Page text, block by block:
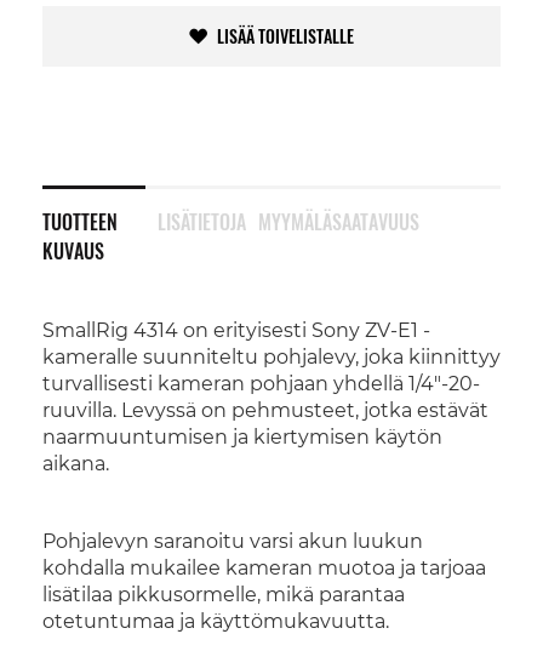
LISÄÄ TOIVELISTALLE
TUOTTEEN
KUVAUS
SmallRig 4314 on erityisesti Sony ZV-E1 -
kameralle suunniteltu pohjalevy, joka kiinnittyy
turvallisesti kameran pohjaan yhdellä 1/4"-20-
ruuvilla. Levyssä on pehmusteet, jotka estävät
naarmuuntumisen ja kiertymisen käytön
aikana.
Pohjalevyn saranoitu varsi akun luukun
kohdalla mukailee kameran muotoa ja tarjoaa
lisätilaa pikkusormelle, mikä parantaa
otetuntumaa ja käyttömukavuutta.
LISÄTIETOJA MYYMÄLÄSAATAVUUS